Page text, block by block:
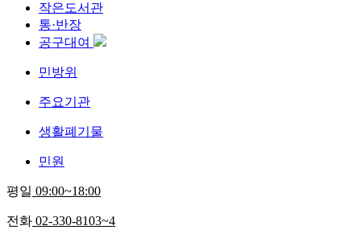
작은도서관
통·반장
공구대여
민방위
주요기관
생활폐기물
민원
평일 09:00~18:00
전화 02-330-8103~4